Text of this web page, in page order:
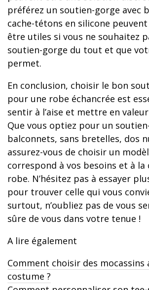
préférez un soutien-gorge avec
cache-tétons en silicone
être utiles si vous ne souhaitez
soutien-gorge du tout et que
permet.
En conclusion, choisir le bon
pour une robe échancrée est
sentir à l’aise et mettre en
Que vous optiez pour un
balconnets, sans bretelles, dos
assurez-vous de choisir un
correspond à vos besoins et à la
robe. N’hésitez pas à essayer
pour trouver celle qui vous
surtout, n’oubliez pas de vous
sûre de vous dans votre tenue !
A lire également
Comment choisir des mocassins
costume ?